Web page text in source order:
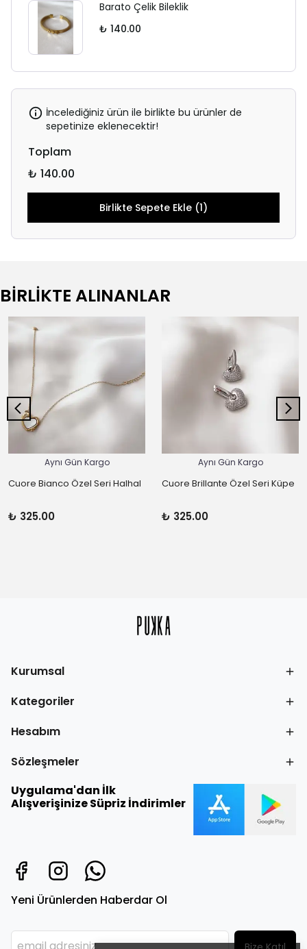
Barato Çelik Bileklik
₺ 140.00
İncelediğiniz ürün ile birlikte bu ürünler de
sepetinize eklenecektir!
Toplam
₺ 140.00
Birlikte Sepete Ekle (1)
BİRLİKTE ALINANLAR
Aynı Gün Kargo
Cuore Bianco Özel Seri Halhal
₺ 325.00
Aynı Gün Kargo
Cuore Brillante Özel Seri Küpe
₺ 325.00
Kurumsal
Kategoriler
Hesabım
Sözleşmeler
Uygulama'dan İlk
Alışverişinize Süpriz İndirimler
Yeni Ürünlerden Haberdar Ol